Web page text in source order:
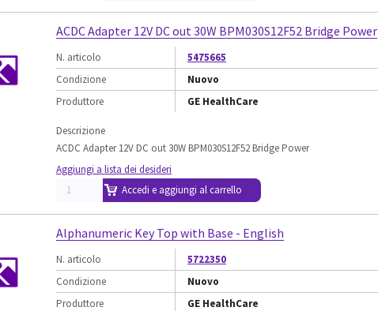
ACDC Adapter 12V DC out 30W BPM030S12F52 Bridge Power
N. articolo
5475665
Condizione
Nuovo
Produttore
GE HealthCare
Descrizione
ACDC Adapter 12V DC out 30W BPM030S12F52 Bridge Power
Aggiungi a lista dei desideri
Accedi e aggiungi al carrello
Alphanumeric Key Top with Base - English
N. articolo
5722350
Condizione
Nuovo
Produttore
GE HealthCare